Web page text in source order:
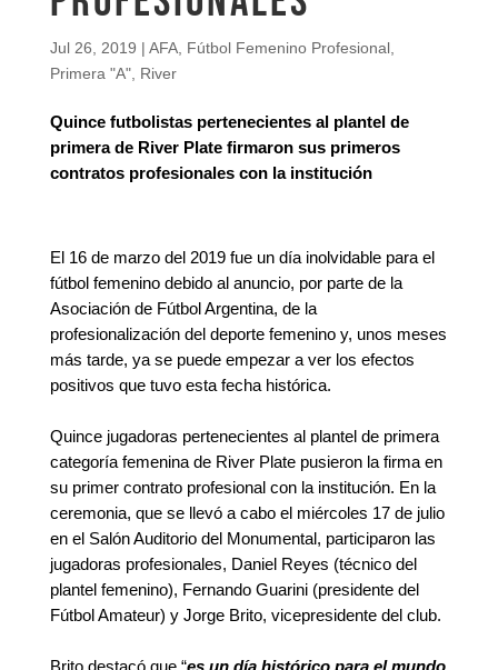
Jul 26, 2019 | AFA, Fútbol Femenino Profesional,
Primera "A", River
Quince futbolistas pertenecientes al plantel de
primera de River Plate firmaron sus primeros
contratos profesionales con la institución
El 16 de marzo del 2019 fue un día inolvidable para el
fútbol femenino debido al anuncio, por parte de la
Asociación de Fútbol Argentina, de la
profesionalización del deporte femenino y, unos meses
más tarde, ya se puede empezar a ver los efectos
positivos que tuvo esta fecha histórica.
Quince jugadoras pertenecientes al plantel de primera
categoría femenina de River Plate pusieron la firma en
su primer contrato profesional con la institución. En la
ceremonia, que se llevó a cabo el miércoles 17 de julio
en el Salón Auditorio del Monumental, participaron las
jugadoras profesionales, Daniel Reyes (técnico del
plantel femenino), Fernando Guarini (presidente del
Fútbol Amateur) y Jorge Brito, vicepresidente del club.
Brito destacó que “es un día histórico para el mundo